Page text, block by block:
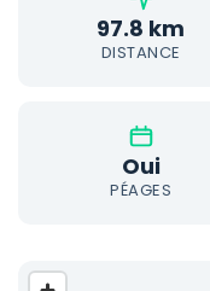
97.8 km
DISTANCE
Oui
PÉAGES